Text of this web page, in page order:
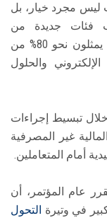
ليس مجرد خيار، بل
فئات جديدة من
المستثمرين خاصة فئة الشباب والذين باتوا يمثلون نحو 80% من
والحلول
تبسيط إجراءات
غير المصرفية
أمام المتعاملين.
عام المؤتمر، أن
في وتيرة التحول